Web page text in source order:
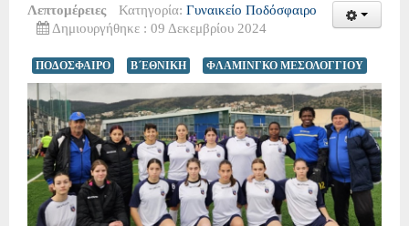
Λεπτομέρειες Κατηγορία: Γυναικείο Ποδόσφαιρο
Δημιουργήθηκε : 09 Δεκεμβρίου 2024
ΠΟΔΟΣΦΑΙΡΟ Β΄ΕΘΝΙΚΗ ΦΛΑΜΙΝΓΚΟ ΜΕΣΟΛΟΓΓΙΟΥ